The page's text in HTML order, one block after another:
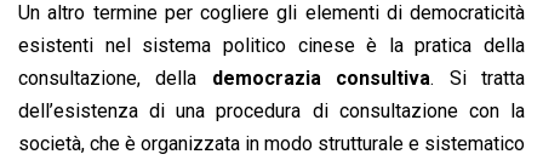
Un altro termine per cogliere gli elementi di democraticità
esistenti nel sistema politico cinese è la pratica della
consultazione, della democrazia consultiva.
Si tratta
dell’esistenza di una procedura di consultazione con la
società, che è organizzata in modo strutturale e sistematico